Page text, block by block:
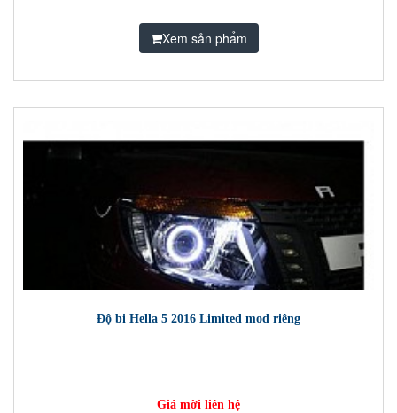
Xem sản phẩm
Độ bi Hella 5 2016 Limited mod riêng
Giá mời liên hệ